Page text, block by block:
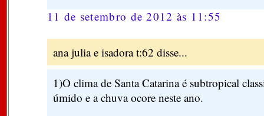
11 de setembro de 2012 às 11:55
ana julia e isadora t:62 disse...
1)O clima de Santa Catarina é subtropical
úmido e a chuva ocore neste ano.